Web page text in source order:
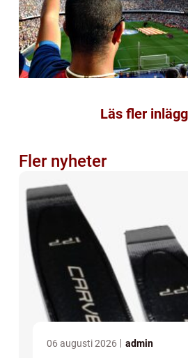
Läs fler
Fler nyheter
06 augusti 2026 admin